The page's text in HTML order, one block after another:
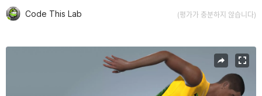
Code This Lab (평가가 충분하지 않습니다)